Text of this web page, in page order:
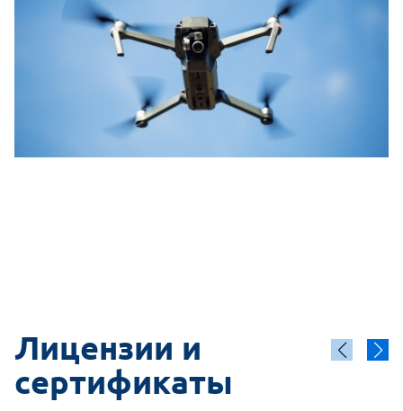
Лицензии и
сертификаты